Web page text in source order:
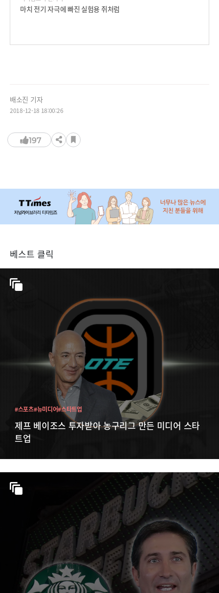
마치 전기 자극에 빠진 실험용 쥐처럼
배소진 기자
2018-12-18 18:00:26
197
베스트 클릭
제프 베이조스 투자받아 농구리그 만든 미디어 스타
트업
#스포츠#뉴미디어#스타트업